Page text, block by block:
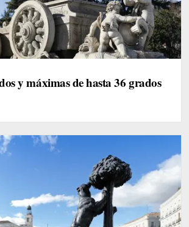
y máximas de hasta 36 grados